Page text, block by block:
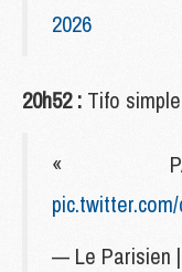
2026
20h52 : Tifo
«
— Le Parisien